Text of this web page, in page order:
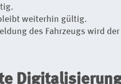
weiterhin gültig.
des Fahrzeugs wird